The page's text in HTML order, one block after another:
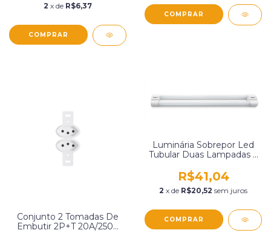
2 x de R$6,37
Conjunto 2 Tomadas De
Embutir 2P+T 20A/250V
Luminária Sobrepor Led
Tubular Duas Lampadas 2
Branca Fria Elgin
48Ldl36Wbf00
R$41,04
2 x de R$20,52 sem juros